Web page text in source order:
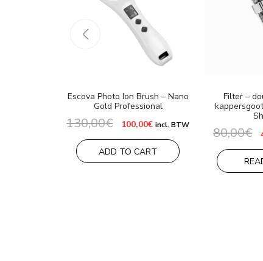
Escova Photo Ion Brush – Nano
Gold Professional
130,00€ Oorspronkelijke
prijs
was:
130,00€.
100,00€Huidige
is:
100,00€.
incl. BTW
ADD TO CART
Filter –
80,00€